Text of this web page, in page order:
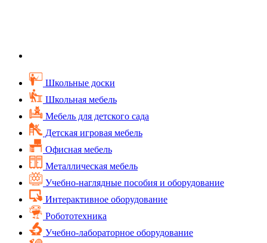
Школьные доски
Школьная мебель
Мебель для детского сада
Детская игровая мебель
Офисная мебель
Металлическая мебель
Учебно-наглядные пособия и оборудование
Интерактивное оборудование
Робототехника
Учебно-лабораторное оборудование